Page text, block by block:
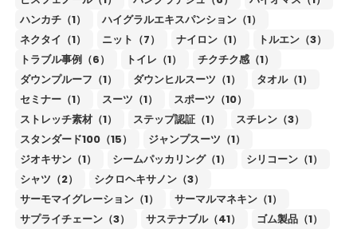
ハンカチ（1）
ハイグラルエキスパンション（1）
ネクタイ（1）
ニット（7） ナイロン（1）
トルエン（3）
トラブル事例（6）
トイレ（1）
チクチク感（1）
ダウンプルーフ（1）
ダウンヒルスーツ（1）
タオル（1）
セミナー（1）
スーツ（1）
スポーツ（10）
ストレッチ素材（1）
ステップ認証（1）
スチレン（3）
スタンダード100（15）
ジャンプスーツ（1）
ジオキサン（1）
シームパッカリング（1）
シリコーン（1）
シャツ（2）
シクロヘキサノン（3）
サーモマイグレーション（1）
サーマルマネキン（1）
サプライチェーン（3）
サステナブル（41）
ゴム製品（1）